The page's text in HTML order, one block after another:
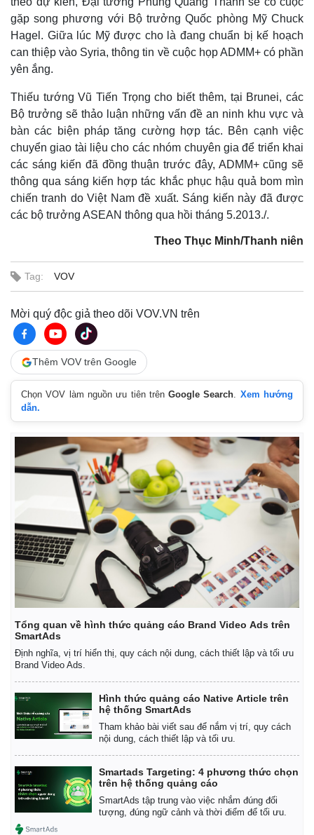
Thế giới
Quan sát
Cuộc sống đó đây
Hồ sơ
Video
Ảnh
gặp song phương với Bộ trưởng Quốc phòng Mỹ Chuck
Hagel. Giữa lúc Mỹ được cho là đang chuẩn bị kế hoạch
can thiệp vào Syria, thông tin về cuộc họp ADMM+ có phần
yên ắng.
Thiếu tướng Vũ Tiến Trọng cho biết thêm, tại Brunei, các
Bộ trưởng sẽ thảo luận những vấn đề an ninh khu vực và
bàn các biện pháp tăng cường hợp tác. Bên cạnh việc
chuyển giao tài liệu cho các nhóm chuyên gia để triển khai
các sáng kiến đã đồng thuận trước đây, ADMM+ cũng sẽ
thông qua sáng kiến hợp tác khắc phục hậu quả bom mìn
chiến tranh do Việt Nam đề xuất. Sáng kiến này đã được
các bộ trưởng ASEAN thông qua hồi tháng 5.2013./.
Theo Thục Minh/Thanh niên
Tag: VOV
Mời quý độc giả theo dõi VOV.VN trên
Thêm VOV trên Google
Chọn VOV làm nguồn ưu tiên trênGoogle Search. Xem hướng
dẫn.
Tổng quan về hình thức quảng cáo Brand Video Ads trên
SmartAds
Định nghĩa, vị trí hiển thị, quy cách nội dung, cách thiết lập và tối ưu
Brand Video Ads.
Hình thức quảng cáo Native Article trên
hệ thống SmartAds
Tham khảo bài viết sau để nắm vị trí, quy cách
nội dung, cách thiết lập và tối ưu.
Smartads Targeting: 4 phương thức chọn
trên hệ thống quảng cáo
SmartAds tập trung vào việc nhắm đúng đối
tượng, đúng ngữ cảnh và thời điểm để tối ưu.